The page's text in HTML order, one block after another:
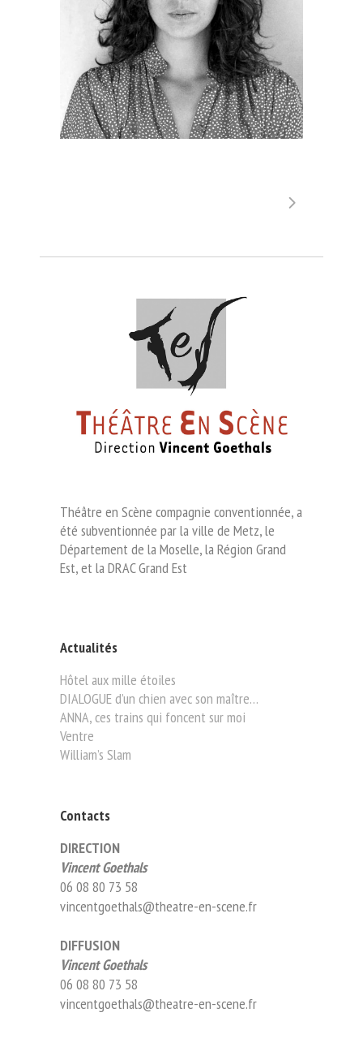
Théâtre en Scène compagnie conventionnée, a
été subventionnée par la ville de Metz, le
Département de la Moselle, la Région Grand
Est, et la DRAC Grand Est
Actualités
Hôtel aux mille étoiles
DIALOGUE d’un chien avec son maître…
ANNA, ces trains qui foncent sur moi
Ventre
William’s Slam
Contacts
DIRECTION
Vincent Goethals
06 08 80 73 58
vincentgoethals@theatre-en-scene.fr
DIFFUSION
Vincent Goethals
06 08 80 73 58
vincentgoethals@theatre-en-scene.fr